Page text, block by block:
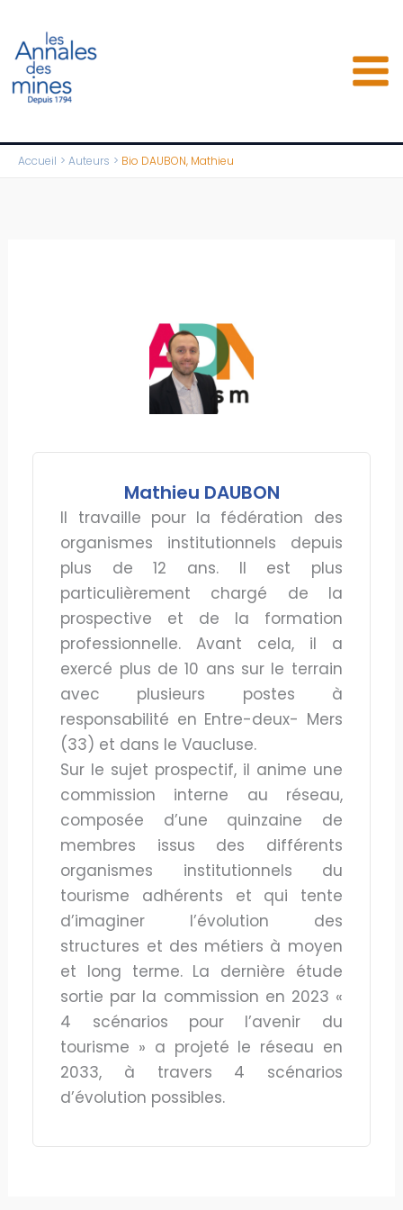
contenu
Accueil Auteurs Bio DAUBON, Mathieu
Mathieu DAUBON
Il travaille pour la fédération des
organismes institutionnels depuis
plus de 12 ans. Il est plus
particulièrement chargé de la
prospective et de la formation
professionnelle. Avant cela, il a
exercé plus de 10 ans sur le terrain
avec plusieurs postes à
responsabilité en Entre-deux- Mers
(33) et dans le Vaucluse.
Sur le sujet prospectif, il anime une
commission interne au réseau,
composée d’une quinzaine de
membres issus des différents
organismes institutionnels du
tourisme adhérents et qui tente
d’imaginer l’évolution des
structures et des métiers à moyen
et long terme. La dernière étude
sortie par la commission en 2023 «
4 scénarios pour l’avenir du
tourisme » a projeté le réseau en
2033, à travers 4 scénarios
d’évolution possibles.